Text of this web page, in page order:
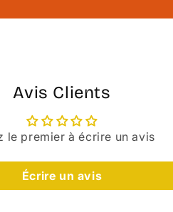
Avis Clients
le premier à écrire un avis
Écrire un avis